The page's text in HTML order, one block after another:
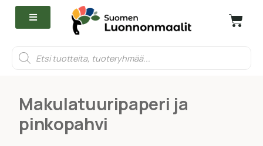
Makulatuuripaperi ja
pinkopahvi